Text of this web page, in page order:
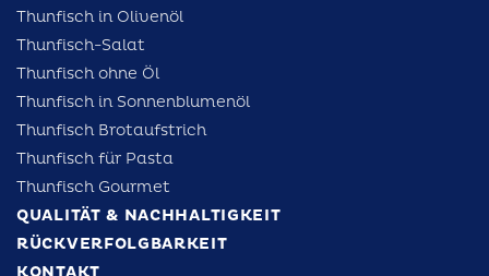
Thunfisch in Olivenöl
Thunfisch-Salat
Thunfisch ohne Öl
Thunfisch in Sonnenblumenöl
Thunfisch Brotaufstrich
Thunfisch für Pasta
Thunfisch Gourmet
QUALITÄT & NACHHALTIGKEIT
RÜCKVERFOLGBARKEIT